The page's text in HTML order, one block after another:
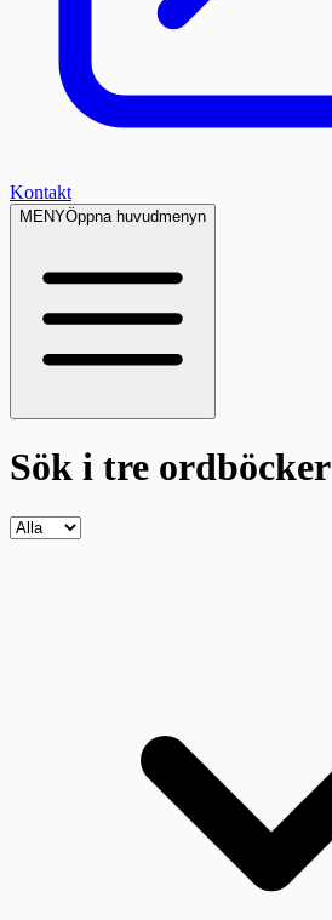
Kontakt
MENYÖppna huvudmenyn
Sök i tre ordböcker